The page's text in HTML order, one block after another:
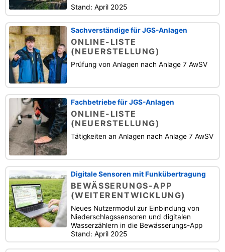
Stand: April 2025
Sachverständige für JGS-Anlagen
ONLINE-LISTE
(NEUERSTELLUNG)
Prüfung von Anlagen nach Anlage 7 AwSV
Fachbetriebe für JGS-Anlagen
ONLINE-LISTE
(NEUERSTELLUNG)
Tätigkeiten an Anlagen nach Anlage 7 AwSV
Digitale Sensoren mit Funkübertragung
BEWÄSSERUNGS-APP
(WEITERENTWICKLUNG)
Neues Nutzermodul zur Einbindung von
Niederschlagssensoren und digitalen
Wasserzählern in die Bewässerungs-App
Stand: April 2025